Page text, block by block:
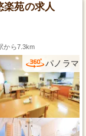
楽苑の求人
から7.3km
パノラマ